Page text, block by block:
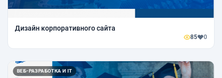
Дизайн корпоративного сайта
85 0
ВЕБ-РАЗРАБОТКА И IT